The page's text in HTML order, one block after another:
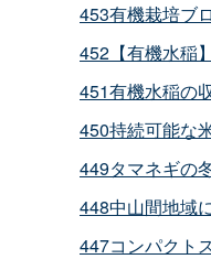
453有機栽培ブ
452【有機水稲
451有機水稲の
450持続可能な
449タマネギの
448中山間地域
447コンパクト